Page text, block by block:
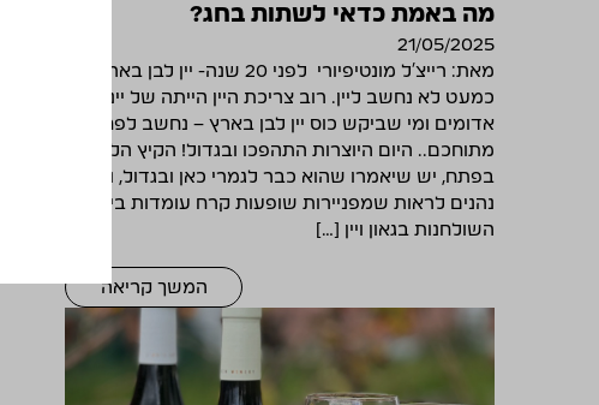
מה באמת כדאי לשתות בחג?
21/05/2025
מאת: רייצ'ל מונטיפיורי לפני 20 שנה- יין לבן בארץ-
כמעט לא נחשב ליין. רוב צריכת היין הייתה של יינות
אדומים ומי שביקש כוס יין לבן בארץ – נחשב לפחות
מתוחכם.. היום היוצרות התהפכו ובגדול! הקיץ הלוהט
בפתח, יש שיאמרו שהוא כבר לגמרי כאן ובגדול, ואנחנו
נהנים לראות שמפניירות שופעות קרח עומדות בין
השולחנות בגאון ויין […]
המשך קריאה